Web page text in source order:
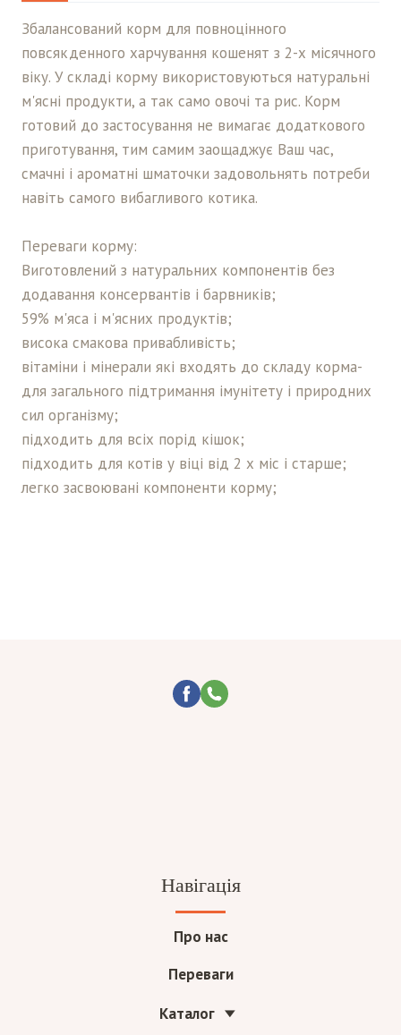
Збалансований корм для повноцінного
повсякденного харчування кошенят з 2-х місячного
віку. У складі корму використовуються натуральні
м'ясні продукти, а так само овочі та рис. Корм
готовий до застосування не вимагає додаткового
приготування, тим самим заощаджує Ваш час,
смачні і ароматні шматочки задовольнять потреби
навіть самого вибагливого котика.
Переваги корму:
Виготовлений з натуральних компонентів без
додавання консервантів і барвників;
59% м'яса і м'ясних продуктів;
висока смакова привабливість;
вітаміни і мінерали які входять до складу корма-
для загального підтримання імунітету і природних
сил організму;
підходить для всіх порід кішок;
підходить для котів у віці від 2 х міс і старше;
легко засвоювані компоненти корму;
Навігація
Про нас
Переваги
Каталог